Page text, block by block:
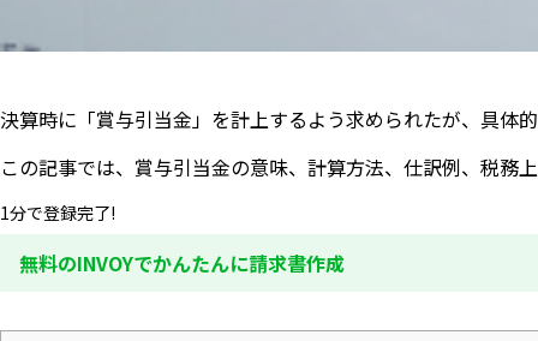
決算時に「賞与引当金」を計上するよう求められたが、具体
この記事では、賞与引当金の意味、計算方法、仕訳例、税務
1分で登録完了!
無料のINVOYでかんたんに請求書作成